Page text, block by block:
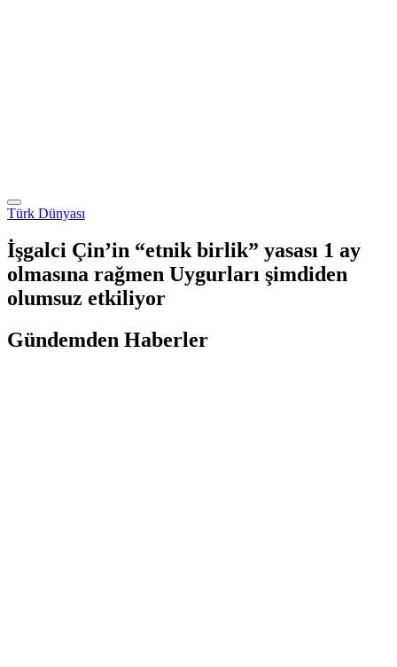
Türk Dünyası
İşgalci Çin’in “etnik birlik” yasası 1 ay
olmasına rağmen Uygurları şimdiden
olumsuz etkiliyor
Gündemden Haberler